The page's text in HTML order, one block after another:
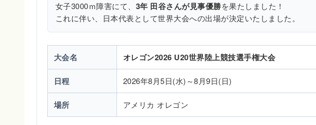
女子3000ｍ障害にて、 3年 田谷さんが見事優勝を果たしました！
これに伴い、日本代表として世界大会への出場が決定いたしました。
大会名 オレゴン2026 U20世界陸上競技選手権大会
日程 2026年8月5日(水)～8月9日(日)
場所 アメリカ オレゴン